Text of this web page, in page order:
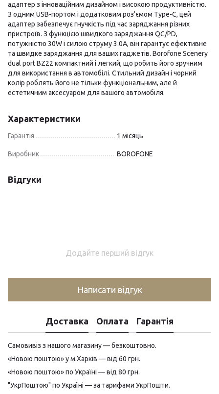
адаптер з інноваційним дизайном і високою продуктивністю.
З одним USB-портом і додатковим роз'ємом Type-C, цей
адаптер забезпечує гнучкість під час заряджання різних
пристроїв. З функцією швидкого заряджання QC/PD,
потужністю 30W і силою струму 3.0A, він гарантує ефективне
та швидке заряджання для ваших гаджетів. Borofone Scenery
dual port BZ22 компактний і легкий, що робить його зручним
для використання в автомобілі. Стильний дизайн і чорний
колір роблять його не тільки функціональним, але й
естетичним аксесуаром для вашого автомобіля.
Характеристики
Гарантія 1 місяць
Виробник BOROFONE
Відгуки
Додайте перший відгук
Написати відгук
Доставка Оплата Гарантія
Самовивіз з нашого магазину — безкоштовно.
«Новою поштою» у м.Харків — від 60 грн.
«Новою поштою» по Україні — від 80 грн.
"УкрПоштою" по Україні — за тарифами УкрПошти.